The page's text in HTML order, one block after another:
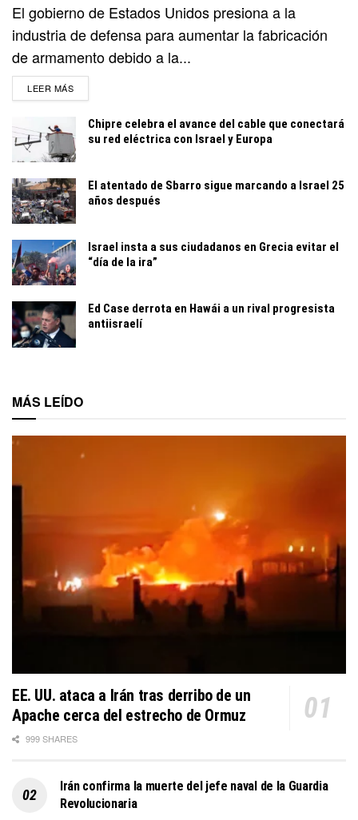
El gobierno de Estados Unidos presiona a la
industria de defensa para aumentar la fabricación
de armamento debido a la...
LEER MÁSDETAILS
Chipre celebra el avance del cable que conectará
su red eléctrica con Israel y Europa
El atentado de Sbarro sigue marcando a Israel 25
años después
Israel insta a sus ciudadanos en Grecia evitar el
“día de la ira”
Ed Case derrota en Hawái a un rival progresista
antiisraelí
MÁS LEÍDO
EE. UU. ataca a Irán tras derribo de un
Apache cerca del estrecho de Ormuz
999 SHARES
Irán confirma la muerte del jefe naval de la Guardia
Revolucionaria